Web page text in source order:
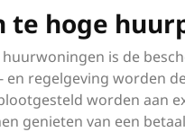
te hoge
is de
en regelgeving worden
worden aan
genieten van een